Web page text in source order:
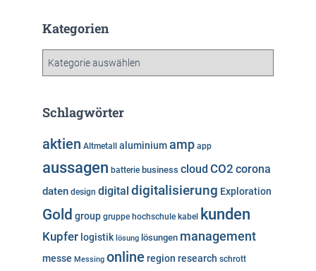
h
Kategorien
g
r
i
n
Schlagwörter
aktien Altmetall aluminiumamp app
aussagen batterie business cloud CO2 corona
daten design digital digitalisierung Exploration
Gold group gruppe hochschule kabel kunden
Kupfer logistik lösung lösungen management
messe Messing online region research schrott